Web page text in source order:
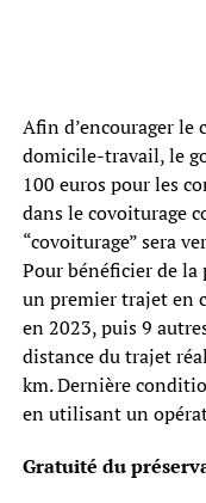
Afin d’encourager le
domicile-travail, le
100 euros pour les
dans le covoiturage
“covoiturage” sera
Pour bénéficier de
un premier trajet en
en 2023, puis 9
distance du trajet
km. Dernière
en utilisant un
Gratuité du